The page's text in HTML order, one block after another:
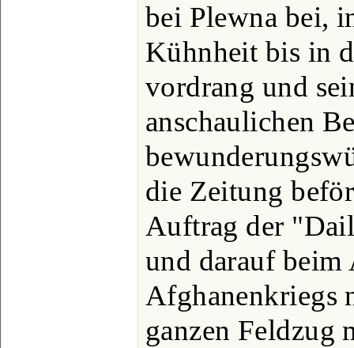
bei Plewna bei,
Kühnheit bis in
vordrang und
anschaulichen
die Zeitung
Auftrag der
und darauf beim
Afghanenkriegs
ganzen Feldzug